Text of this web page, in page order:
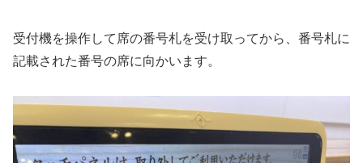
受付機を操作して席の番号札を受け取ってから、番号札に
記載された番号の席に向かいます。